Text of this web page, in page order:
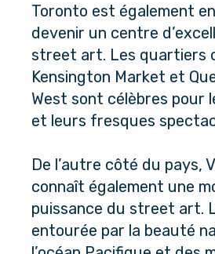
Toronto est également
devenir un centre
street art. Les quartiers
Kensington Market et
West sont célèbres pour
et leurs fresques
De l’autre côté du pays,
connaît également une
puissance du street art.
entourée par la beauté